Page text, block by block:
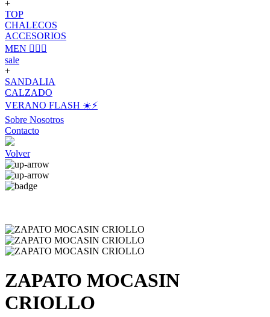
+
TOP
CHALECOS
ACCESORIOS
MEN 🙋🏽‍♂️
sale
+
SANDALIA
CALZADO
VERANO FLASH ☀️⚡️
Sobre Nosotros
Contacto
Volver
ZAPATO MOCASIN
CRIOLLO